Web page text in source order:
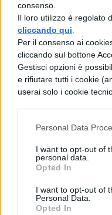
consenso.
Il loro utilizzo è regolato
cliccando qui
Per il consenso ai
cliccando sul bottone
Gestisci opzioni è
e rifiutare tutti i cookie
userai solo i cookie
Personal Data
I want to opt-out of
personal data.
Opted In
I want to opt-out of
Personal Data.
Opted In
COMMENTI